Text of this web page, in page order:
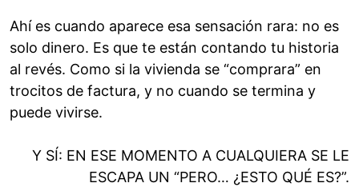
Ahí es cuando aparece esa sensación rara: no es
solo dinero. Es que te están contando tu historia
al revés. Como si la vivienda se “comprara” en
trocitos de factura, y no cuando se termina y
puede vivirse.
Y SÍ: EN ESE MOMENTO A CUALQUIERA SE LE
ESCAPA UN “PERO… ¿ESTO QUÉ ES?”.